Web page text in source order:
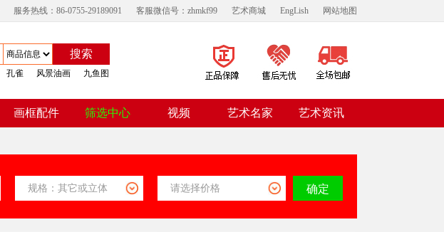
服务热线：86-0755-29189091 客服微信号：zhmkf99 艺术商城 EngLish 网站地图
搜索
孔雀 风景油画 九鱼图
画框配件 筛选中心 视频 艺术名家 艺术资讯